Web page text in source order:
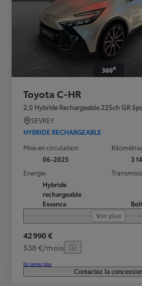
Toyota C-HR
2.0 Hybride Rechargeable 225ch GR
SEVREY
HYBRIDE RECHARGEABLE
Mise en circulation
06-2025
3
Energie
Hybride
rechargeable
Essence
Voir plus
42 990 €
538 €/mois
En savoir plus
Contactez la